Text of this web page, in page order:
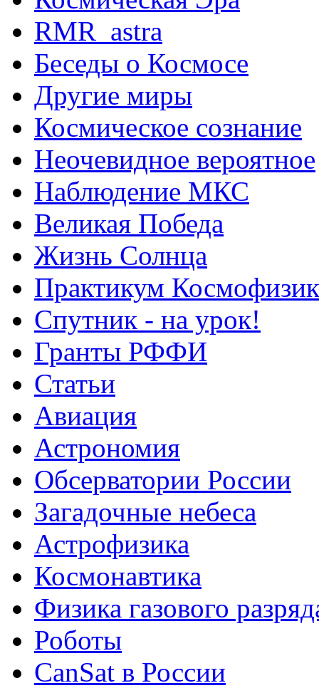
RMR_astra
Беседы о Космосе
Другие миры
Космическое сознание
Неочевидное вероятное
Наблюдение МКС
Великая Победа
Жизнь Солнца
Практикум
Спутник - на урок!
Гранты РФФИ
Статьи
Авиация
Астрономия
Обсерватории России
Загадочные небеса
Астрофизика
Космонавтика
Физика газового
Роботы
CanSat в России